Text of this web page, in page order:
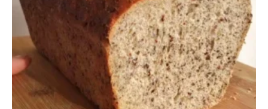
Comer Bem: Pão Low Carb